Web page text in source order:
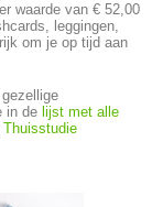
waarde van € 52,00
leggingen,
om je op tijd aan
in de lijst met alle
Thuisstudie